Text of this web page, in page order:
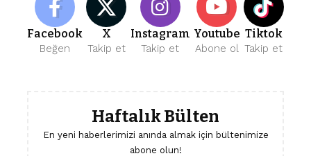
Facebook
Beğen
X
Takip et
Instagram
Takip et
Youtube
Abone ol
Tiktok
Takip et
Haftalık Bülten
En yeni haberlerimizi anında almak için bültenimize
abone olun!